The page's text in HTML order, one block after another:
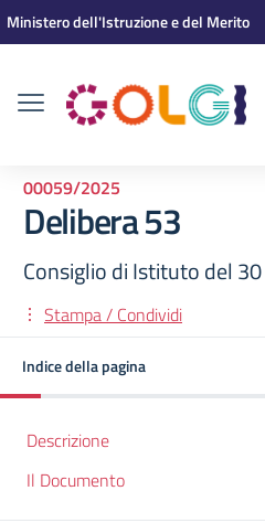
Vai ai contenuti
Vai al menu di navigazione
Vai al footer
Ministero dell'Istruzione e del Merito
00059/2025
Delibera 53
Consiglio di Istituto del
Stampa / Condividi
Indice della pagina
Descrizione
Il Documento